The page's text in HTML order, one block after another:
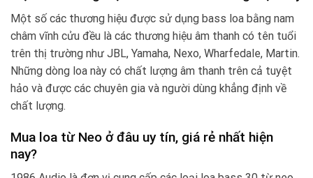
Một số các thương hiệu được sử dụng bass loa bằng nam
châm vĩnh cửu đều là các thương hiệu âm thanh có tên tuổi
trên thị trường như JBL, Yamaha, Nexo, Wharfedale, Martin.
Những dòng loa này có chất lượng âm thanh trên cả tuyệt
hảo và được các chuyên gia và người dùng khẳng định về
chất lượng.
Mua loa từ Neo ở đâu uy tín, giá rẻ nhất hiện
nay?